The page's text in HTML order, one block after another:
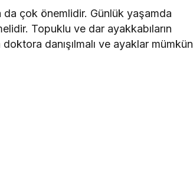
da çok önemlidir. Günlük yaşamda
Topuklu ve dar ayakkabıların
danışılmalı ve ayaklar mümkün